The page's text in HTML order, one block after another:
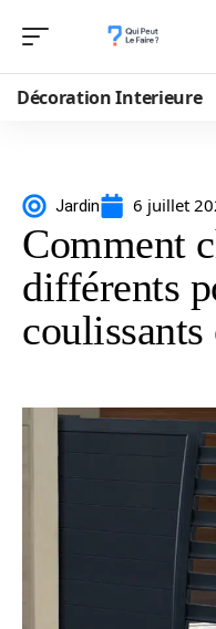
Décoration Interieure
Jardin 6 juillet
Comment
différents